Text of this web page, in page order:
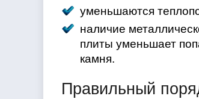
уменьшаются
наличие
плиты уменьшает
камня.
Правильный